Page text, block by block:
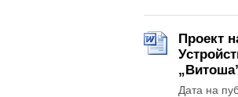
Проект
Дата на